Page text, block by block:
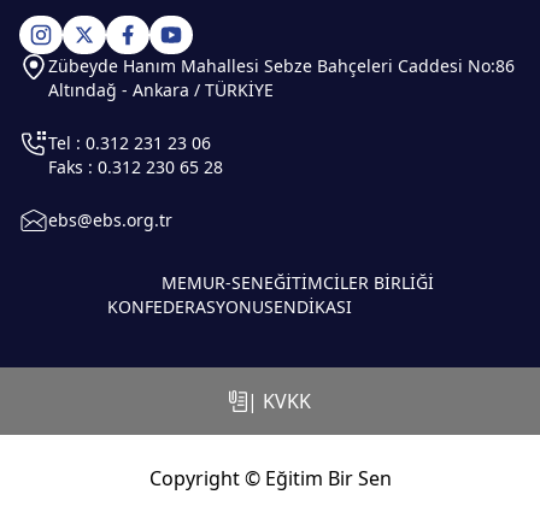
MEMUR-SEN
KONFEDERASYONU
EĞİTİMCİLER BİRLİĞİ
SENDİKASI
Zübeyde Hanım Mahallesi Sebze Bahçeleri Caddesi No:86
Altındağ - Ankara / TÜRKİYE
Tel : 0.312 231 23 06
Faks : 0.312 230 65 28
ebs@ebs.org.tr
Copyright © Eğitim Bir Sen
| KVKK